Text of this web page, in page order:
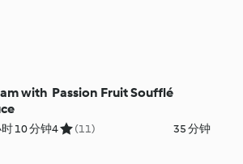
with
10 分钟
Passion Fruit Soufflé
4 (11) 35 分钟